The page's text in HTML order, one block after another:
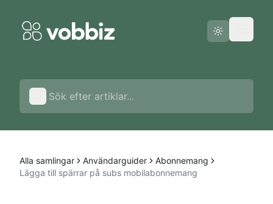
Svenska
Alla samlingar Användarguider
Abonnemang
Lägga till spärrar på subs mobilabonnemang